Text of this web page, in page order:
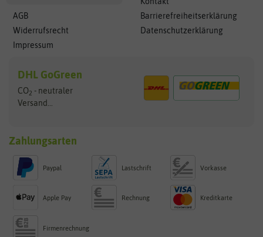
AGB
Widerrufsrecht
Impressum
Barrierefreiheitserklärung
Datenschutzerklärung
DHL GoGreen
CO2 - neutraler
Versand...
Zahlungsarten
Paypal Lastschrift Vorkasse
Apple Pay Rechnung Kreditkarte
Firmenrechnung